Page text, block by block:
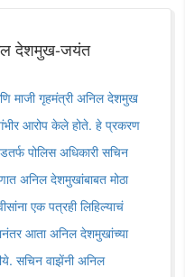
देशमुख-जयंत
माजी गृहमंत्री अनिल देशमुख
आरोप केले होते. हे प्रकरण
पोलिस अधिकारी सचिन
अनिल देशमुखांबाबत मोठा
एक पत्रही लिहिल्याचं
आता अनिल देशमुखांच्या
सचिन वाझेंनी अनिल